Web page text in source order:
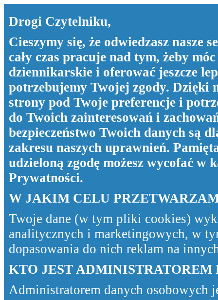
Drogi Czytelniku,
Cieszymy się, że odwiedzasz nasze
cały czas pracuje nad tym, żeby
dziennikarskie i oferować jeszcze
potrzebujemy Twojej zgody. Dzięki
strony pod Twoje preferencje i
do Twoich zainteresowań i
bezpieczeństwo Twoich danych są
zakresu naszych uprawnień.
udzieloną zgodę możesz wycofać w
Prywatności.
W JAKIM CELU
Twoje dane (w tym pliki cookies)
analitycznych i marketingowych, w
dopasowania do nich reklam na
KTO JEST ADMINISTRATOREM
Administratorem danych osobowych